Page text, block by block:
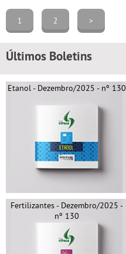
1 2 >
Últimos Boletins
Etanol - Dezembro/2025 - nº 130
Fertilizantes - Dezembro/2025 -
nº 130